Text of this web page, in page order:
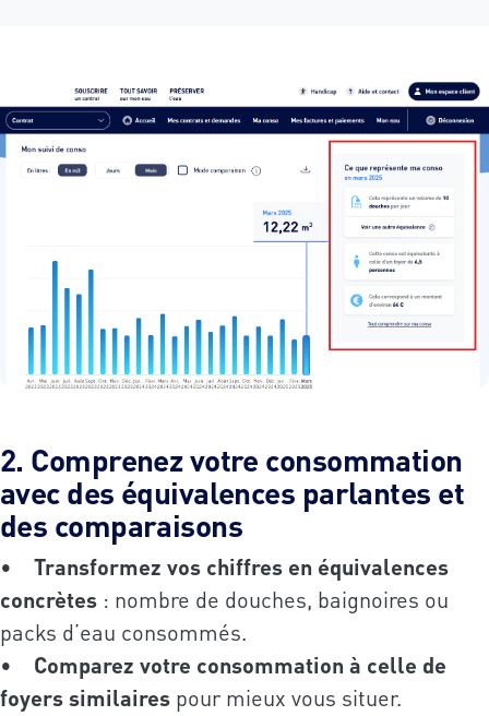
2. Comprenez votre consommation
avec des équivalences parlantes et
des comparaisons
•
Transformez vos chiffres en équivalences
concrètes : nombre de douches, baignoires ou
packs d’eau consommés.
• Comparez votre consommation à celle de
foyers similaires pour mieux vous situer.